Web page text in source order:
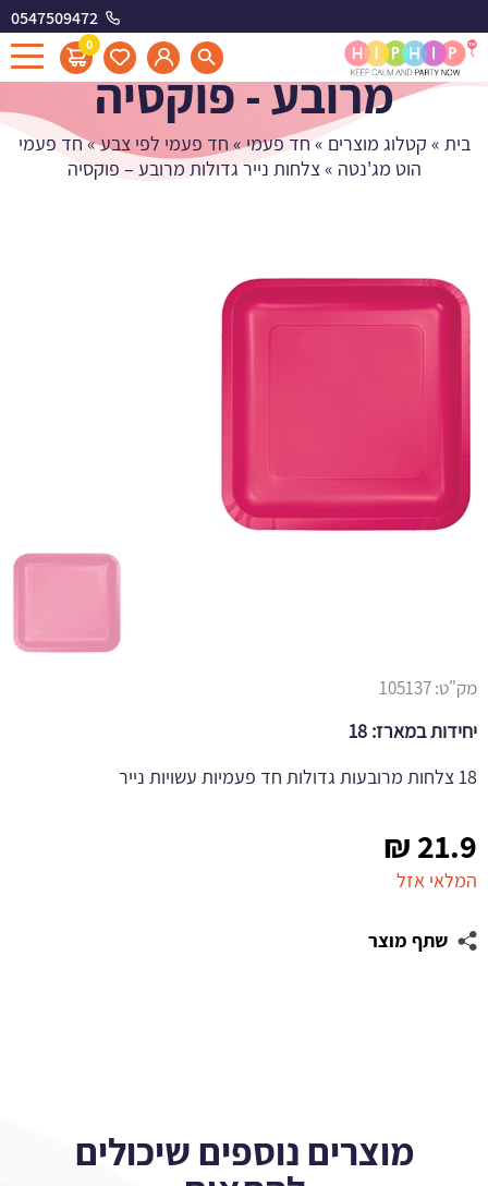
0547509472
0
צלחות נייר גדולות
מרובע - פוקסיה
בית » קטלוג מוצרים » חד פעמי» חד פעמי לפי צבע»חד פעמי
הוט מג'נטה »צלחות נייר גדולות מרובע – פוקסיה
21.9
₪
המלאי אזל
שתף מוצר
מק"ט:105137
יחידות במארז: 18
18 צלחות מרובעות גדולות חד פעמיות עשויות נייר
מוצרים נוספים שיכולים